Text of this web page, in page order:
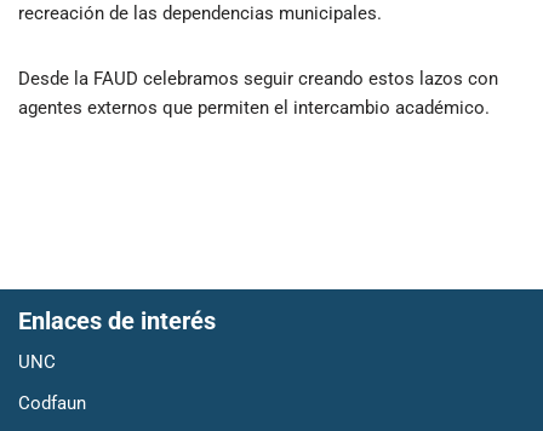
recreación de las dependencias municipales.
Desde la FAUD celebramos seguir creando estos lazos con
agentes externos que permiten el intercambio académico.
Enlaces de interés
UNC
Codfaun